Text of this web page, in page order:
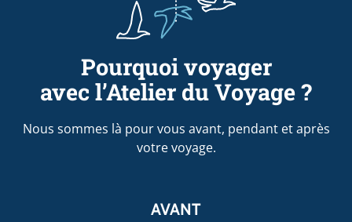
Pourquoi voyager
avec l’Atelier du Voyage ?
Nous sommes là pour vous avant, pendant et après
votre voyage.
AVANT